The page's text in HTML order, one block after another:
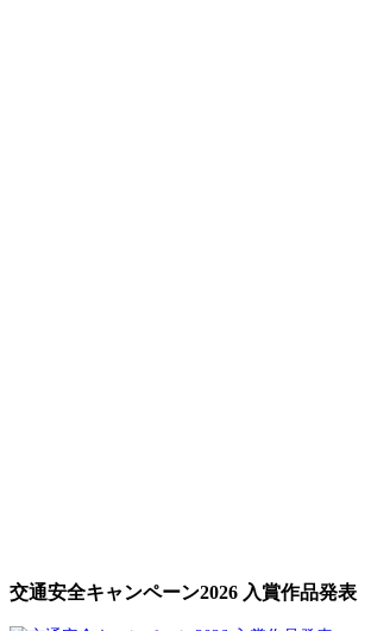
交通安全キャンペーン2026 入賞作品発表